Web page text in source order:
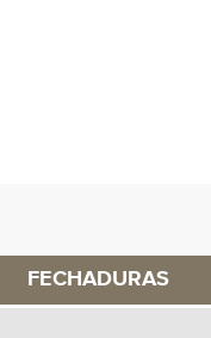
FECHADURAS